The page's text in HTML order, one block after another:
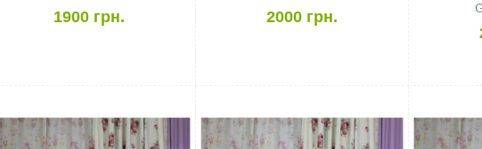
1900 грн. 2000 грн.